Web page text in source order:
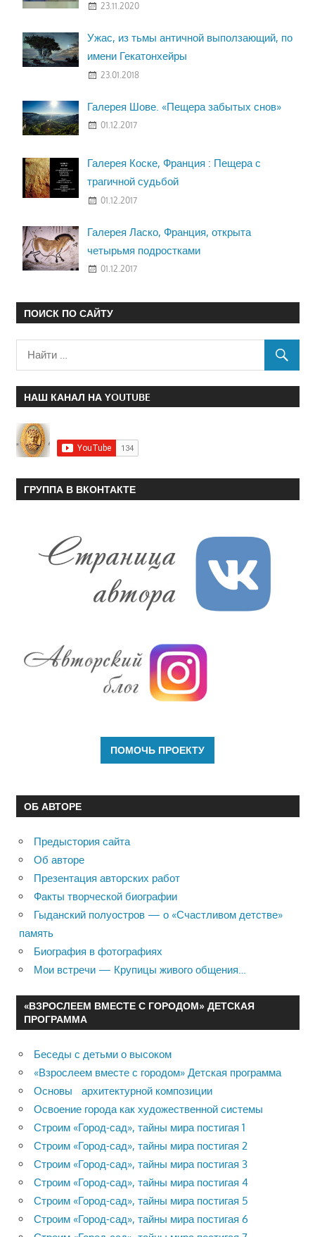
23.11.2020
Ужас, из тьмы античной выползающий, по
имени Гекатонхейры
23.01.2018
Галерея Шове. «Пещера забытых снов»
01.12.2017
Галерея Коске, Франция : Пещера с
трагичной судьбой
01.12.2017
Галерея Ласко, Франция, открыта
четырьмя подростками
01.12.2017
ПОИСК ПО САЙТУ
НАШ КАНАЛ НА YOUTUBE
ГРУППА В ВКОНТАКТЕ
ОБ АВТОРЕ
Предыстория сайта
Об авторе
Презентация авторских работ
Факты творческой биографии
Гыданский полуостров — о «Счастливом детстве»
память
Биография в фотографиях
Мои встречи — Крупицы живого общения…
«ВЗРОСЛЕЕМ ВМЕСТЕ С ГОРОДОМ» ДЕТСКАЯ
ПРОГРАММА
Беседы с детьми о высоком
«Взрослеем вместе с городом» Детская программа
Основы архитектурной композиции
Освоение города как художественной системы
Строим «Город-сад», тайны мира постигая 1
Строим «Город-сад», тайны мира постигая 2
Строим «Город-сад», тайны мира постигая 3
Строим «Город-сад», тайны мира постигая 4
Строим «Город-сад», тайны мира постигая 5
Строим «Город-сад», тайны мира постигая 6